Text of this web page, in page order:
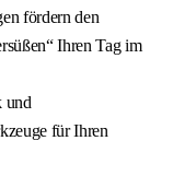
fördern den
Ihren Tag im
und
für Ihren